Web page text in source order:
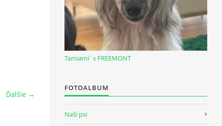
Ďalšie →
Tamiami´s FREEMONT
FOTOALBUM
Naši psi